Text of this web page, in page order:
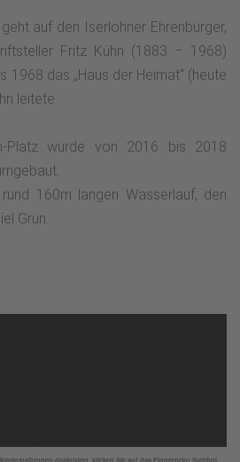
auf den Iserlohner Ehrenbürger,
Fritz Kühn (1883 – 1968)
1968 das „Haus der Heimat“ (heute
leitete.
Platz wurde von 2016 bis 2018
160m langen Wasserlauf, den
Grün.